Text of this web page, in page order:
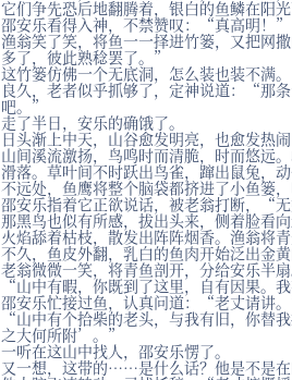
它们争先恐后地翻腾着，银白的鱼鳞在阳
邵安乐看得入神，不禁赞叹：“真高明！”
渔翁笑了笑，将鱼一一择进竹篓，又把网
多了，彼此熟稔罢了。”
这竹篓仿佛一个无底洞，怎么装也装不满。
良久，老者似乎抓够了，定神说道：“那
吧。”
走了半日，安乐的确饿了。
日头渐上中天，山谷愈发明亮，也愈发热闹
山间溪流激扬，鸟鸣时而清脆，时而悠远
滑落。草叶间不时跃出鸟雀，蹿出鼠兔，
不远处，鱼鹰将整个脑袋都挤进了小鱼篓
邵安乐指着它正欲说话，被老翁打断，“
那黑鸟也似有所感，拔出头来，侧着脸看
火焰舔着枯枝，散发出阵阵烟香。渔翁将
不久，鱼皮外翻，乳白的鱼肉开始泛出金黄
老翁微微一笑，将青鱼剖开，分给安乐半
“山中有暇，你既到了这里，自有因果。
邵安乐忙接过鱼，认真问道：“老丈请讲
“山中有个拾柴的老头，与我有旧，你替
之大何所附’。”
一听在这山中找人，邵安乐愣了。
又一想，这带的……是什么话？他是不是